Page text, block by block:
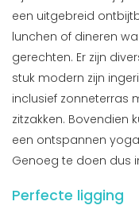
een uitgebreid
lunchen of dineren
gerechten. Er zijn
stuk modern zijn
inclusief zonneterras
zitzakken. Bovendien
een ontspannen
Genoeg te doen dus
Perfecte ligging